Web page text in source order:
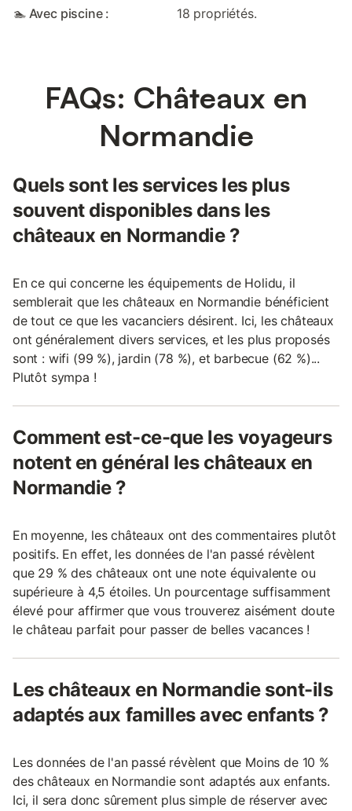
🏊 Avec piscine : 18 propriétés.
FAQs: Châteaux en
Normandie
Quels sont les services les plus
souvent disponibles dans les
châteaux en Normandie ?
En ce qui concerne les équipements de Holidu, il
semblerait que les châteaux en Normandie bénéficient
de tout ce que les vacanciers désirent. Ici, les châteaux
ont généralement divers services, et les plus proposés
sont : wifi (99 %), jardin (78 %), et barbecue (62 %)...
Plutôt sympa !
Comment est-ce-que les voyageurs
notent en général les châteaux en
Normandie ?
En moyenne, les châteaux ont des commentaires plutôt
positifs. En effet, les données de l'an passé révèlent
que 29 % des châteaux ont une note équivalente ou
supérieure à 4,5 étoiles. Un pourcentage suffisamment
élevé pour affirmer que vous trouverez aisément doute
le château parfait pour passer de belles vacances !
Les châteaux en Normandie sont-ils
adaptés aux familles avec enfants ?
Les données de l'an passé révèlent que Moins de 10 %
des châteaux en Normandie sont adaptés aux enfants.
Ici, il sera donc sûrement plus simple de réserver avec